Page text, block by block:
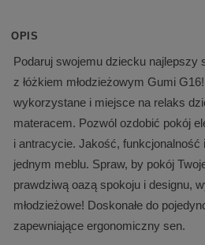
OPIS
Podaruj swojemu dziecku najlepszy
z łóżkiem młodzieżowym Gumi
wykorzystane i miejsce na relaks
materacem. Pozwól ozdobić pokój
i antracycie. Jakość,
jednym meblu. Spraw, by pokój
prawdziwą oazą spokoju i designu,
młodzieżowe! Doskonałe do
zapewniające ergonomiczny sen.